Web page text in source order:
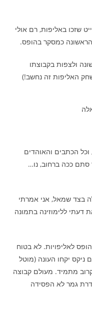
שזכו באליפות, רם אולי
הראשונה כמסקר בהופס.
ולצפות בקבוצתו
האליפות זה נחשב!)
הכתבים והאוהדים
סתם ככה ברחוב, נו…
בצד שמאל, אני אמרתי
דעתי ללימוזינה בתמונה
לאליפויות. לא בטוח
ניקס יקחו העונה (מוטל
1 ו-2 זה נראה קרוב מתמיד. מעולם קבוצה
בסדרת גמר לא הפסידה